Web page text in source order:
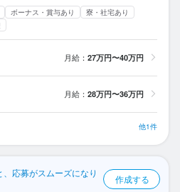
ボーナス・賞与あり
寮・社宅あり
月給： 27万円〜40万円
月給： 28万円〜36万円
他1件
応募がスムーズになり
作成する